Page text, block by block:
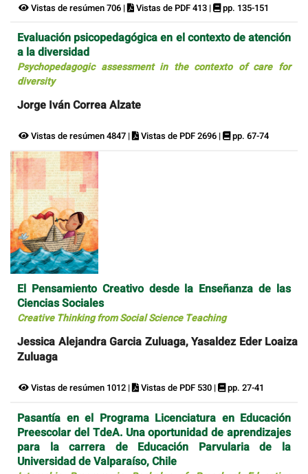
Vistas de resúmen 706 | Vistas de PDF 413 | pp. 135-151
Evaluación psicopedagógica en el contexto de atención
a la diversidad
Psychopedagogic assessment in the contexto of care for
diversity
Jorge Iván Correa Alzate
Vistas de resúmen 4847 | Vistas de PDF 2696 | pp. 67-74
El Pensamiento Creativo desde la Enseñanza de las
Ciencias Sociales
Creative Thinking from Social Science Teaching
Jessica Alejandra Garcia Zuluaga, Yasaldez Eder Loaiza
Zuluaga
Vistas de resúmen 1012 | Vistas de PDF 530 | pp. 27-41
Pasantía en el Programa Licenciatura en Educación
Preescolar del TdeA. Una oportunidad de aprendizajes
para la carrera de Educación Parvularia de la
Universidad de Valparaíso, Chile